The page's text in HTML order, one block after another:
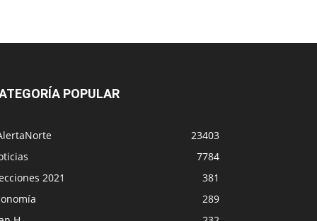
POPULAR
23403
7784
2021
381
289